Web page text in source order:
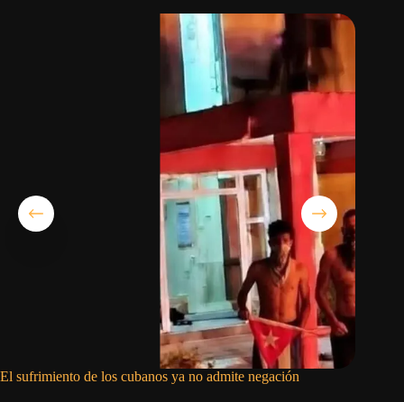
El sufrimiento de los cubanos ya no admite negación